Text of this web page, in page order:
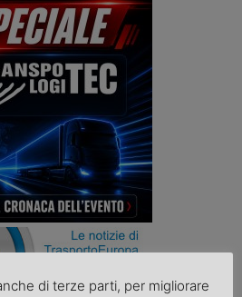
di terze parti, per migliorare